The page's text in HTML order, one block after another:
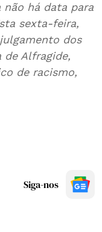
não há data para
sexta-feira,
dos
de Alfragide,
de racismo,
Siga-nos